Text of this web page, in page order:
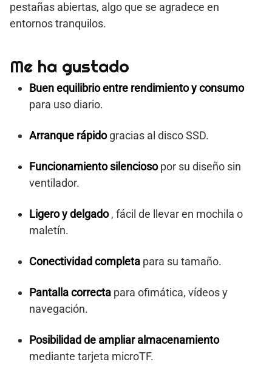
pestañas abiertas, algo que se agradece en
entornos tranquilos.
Me ha gustado
Buen equilibrio entre rendimiento y consumo
para uso diario.
Arranque rápidogracias al disco SSD.
Funcionamiento silenciosopor su diseño sin
ventilador.
Ligero y delgado, fácil de llevar en mochila o
maletín.
Conectividad completa para su tamaño.
Pantalla correcta para ofimática, vídeos y
navegación.
Posibilidad de ampliar almacenamiento
mediante tarjeta microTF.